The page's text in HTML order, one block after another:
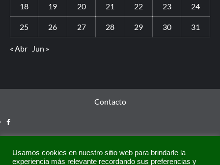
18 19 20 21 22 23 24
25 26 27 28 29 30 31
« Abr Jun »
Contacto
Usamos cookies en nuestro sitio web para brindarle la
experiencia más relevante recordando sus preferencias y